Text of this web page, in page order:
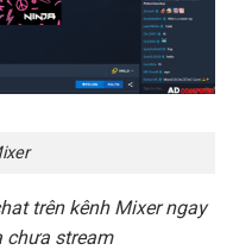
trên kênh Mixer ngay
chưa stream